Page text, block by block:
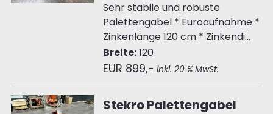
Sehr stabile und robuste
Palettengabel * Euroaufnahme *
Zinkenlänge 120 cm * Zinkendi...
Breite:120
EUR 899,- inkl. 20 % MwSt.
Stekro Palettengabel